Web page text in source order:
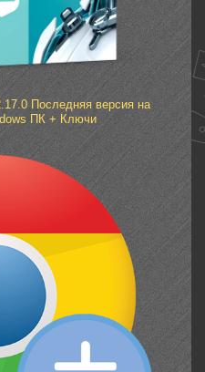
Последняя версия на
ПК + Ключи